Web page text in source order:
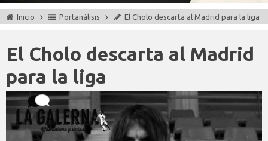
Inicio Portanálisis El Cholo descarta al Madrid para la liga
El Cholo descarta al Madrid
para la liga